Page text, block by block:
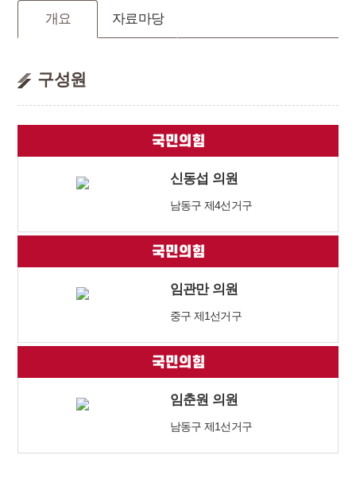
개요 자료마당
구성원
신동섭 의원
남동구 제4선거구
임관만 의원
중구 제1선거구
임춘원 의원
남동구 제1선거구